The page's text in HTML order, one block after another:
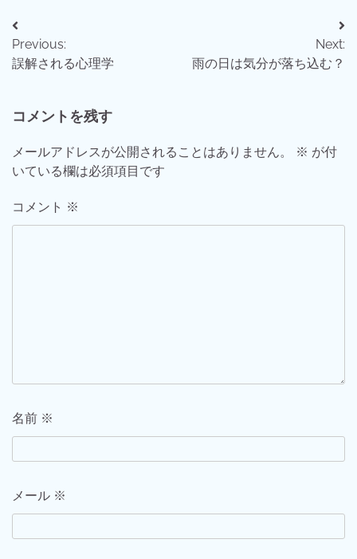
投
稿
ビ
ゲ
ー
シ
ョ
Previous:
誤解される心理学
Next:
雨の日は気分が落ち込む？
コメントを残す
メールアドレスが公開されることはありません。 ※ が付
いている欄は必須項目です
コメント ※
名前 ※
メール ※